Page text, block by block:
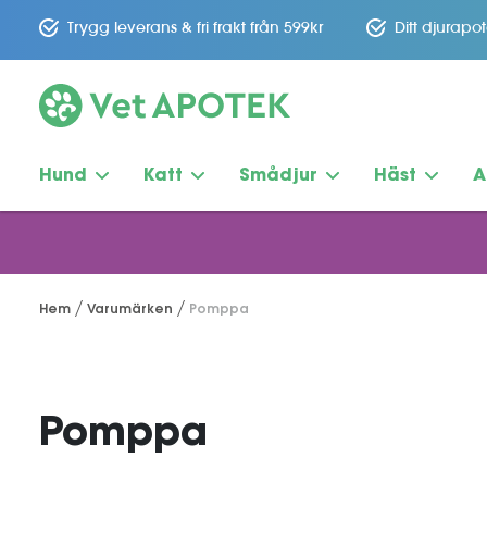
Trygg leverans & fri frakt från 599kr Ditt
Hund Katt Smådjur Häst
Hem Varumärken Pomppa
Pomppa